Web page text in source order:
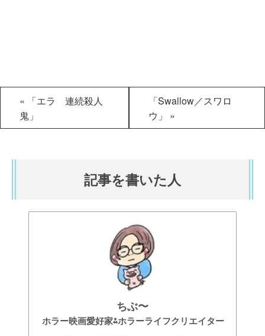
«
「エラ 連続殺人
鬼」
「Swallow／スワロ
ウ」 »
記事を書いた人
ちぶ〜
ホラー映画愛好家⁂ホラーライフクリエイター